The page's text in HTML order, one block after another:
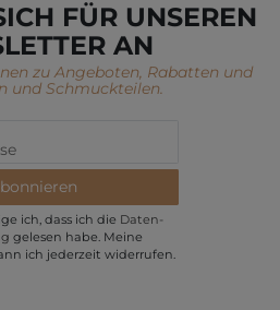
FÜR UNSEREN
AN
zu Angeboten, Rabatten und
und Schmuckteilen.
ich, dass ich die Daten­
gelesen habe. Meine
ich jederzeit widerrufen.